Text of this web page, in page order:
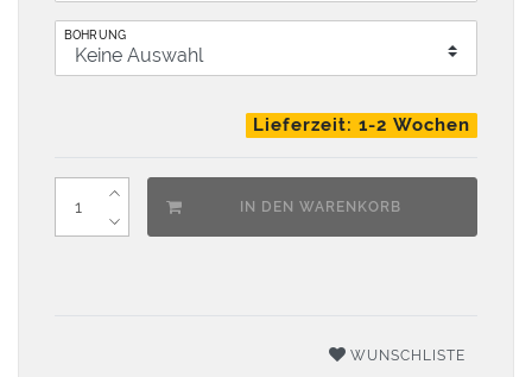
BOHRUNG
Lieferzeit: 1-2 Wochen
IN DEN WARENKORB
WUNSCHLISTE